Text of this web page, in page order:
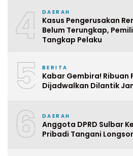
4 DAERAH
Kasus Pengerusakan
Belum Terungkap,
Tangkap Pelaku
5 BERITA
Kabar Gembira! Ribuan
Dijadwalkan Dilantik
6 DAERAH
Anggota DPRD Sulbar
Pribadi Tangani